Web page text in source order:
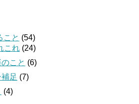
こと (54)
これ (24)
こと (6)
足 (7)
(4)